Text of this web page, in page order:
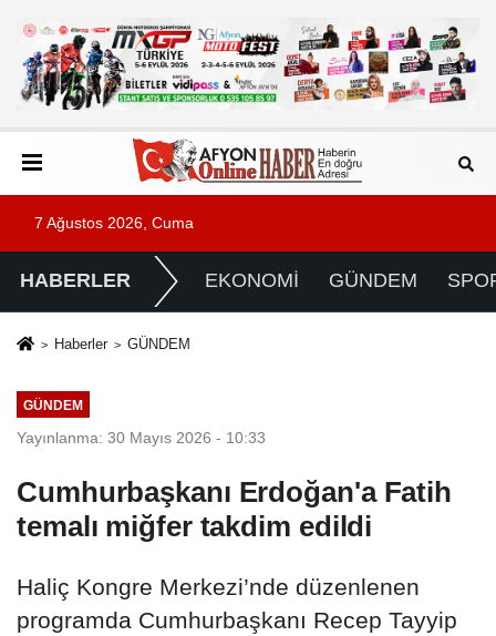
7 Ağustos 2026, Cuma
HABERLER EKONOMİ GÜNDEM
Haberler GÜNDEM
GÜNDEM
Yayınlanma: 30 Mayıs 2026 - 10:33
Cumhurbaşkanı Erdoğan'a Fatih
temalı miğfer takdim edildi
Haliç Kongre Merkezi’nde düzenlenen
programda Cumhurbaşkanı Recep Tayyip